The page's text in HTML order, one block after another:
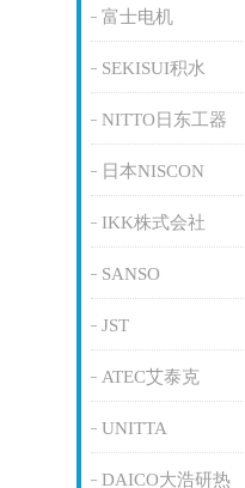
富士电机
SEKISUI积水
NITTO日东工器
日本NISCON
IKK株式会社
SANSO
JST
ATEC艾泰克
UNITTA
DAICO大浩研热